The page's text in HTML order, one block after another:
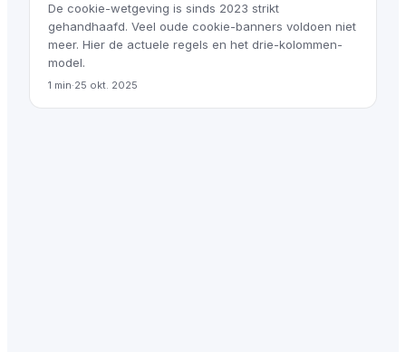
De cookie-wetgeving is sinds 2023 strikt
gehandhaafd. Veel oude cookie-banners voldoen niet
meer. Hier de actuele regels en het drie-kolommen-
model.
1 min·25 okt. 2025